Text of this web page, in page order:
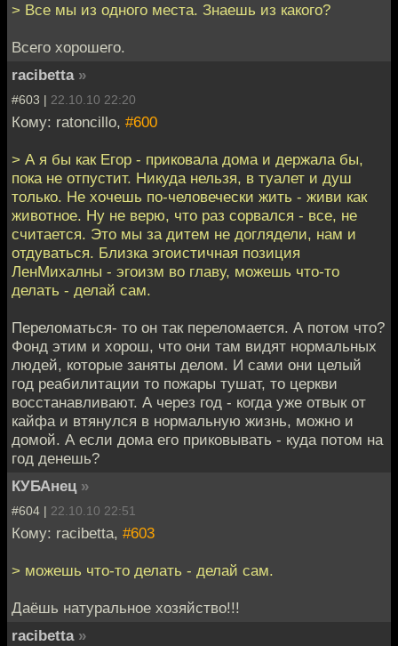
> Все мы из одного места. Знаешь из какого?
Всего хорошего.
racibetta »
#603 | 22.10.10 22:20
Кому: ratoncillo, #600
> А я бы как Егор - приковала дома и держала бы,
пока не отпустит. Никуда нельзя, в туалет и душ
только. Не хочешь по-человечески жить - живи как
животное. Ну не верю, что раз сорвался - все, не
считается. Это мы за дитем не доглядели, нам и
отдуваться. Близка эгоистичная позиция
ЛенМихалны - эгоизм во главу, можешь что-то
делать - делай сам.
Переломаться- то он так переломается. А потом что?
Фонд этим и хорош, что они там видят нормальных
людей, которые заняты делом. И сами они целый
год реабилитации то пожары тушат, то церкви
восстанавливают. А через год - когда уже отвык от
кайфа и втянулся в нормальную жизнь, можно и
домой. А если дома его приковывать - куда потом на
год денешь?
КУБАнец »
#604 | 22.10.10 22:51
Кому: racibetta, #603
> можешь что-то делать - делай сам.
Даёшь натуральное хозяйство!!!
racibetta »